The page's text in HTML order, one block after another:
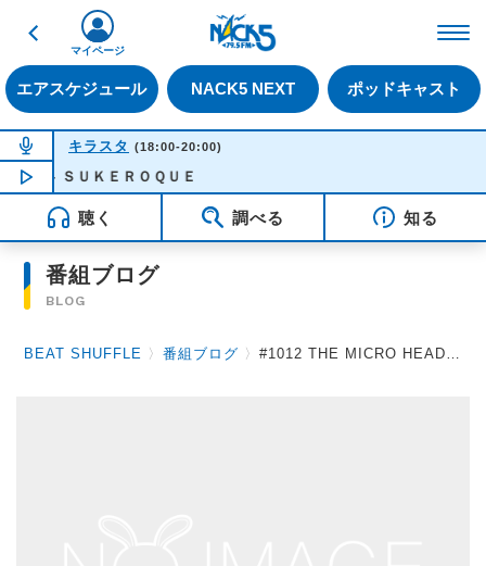
戻る
エアスケジュール NACK5 NEXT ポッドキャスト
マイページ
NOW ON AIR
キラスタ (18:00-20:00)
NOW PLAYING 18:28
- ＳＵＫＥＲＯＱＵＥ
聴く 調べる 知る
番組ブログ
BLOG
BEAT SHUFFLE 〉番組ブログ 〉#1012 THE MICRO HEAD 4N'S 2018.6.1